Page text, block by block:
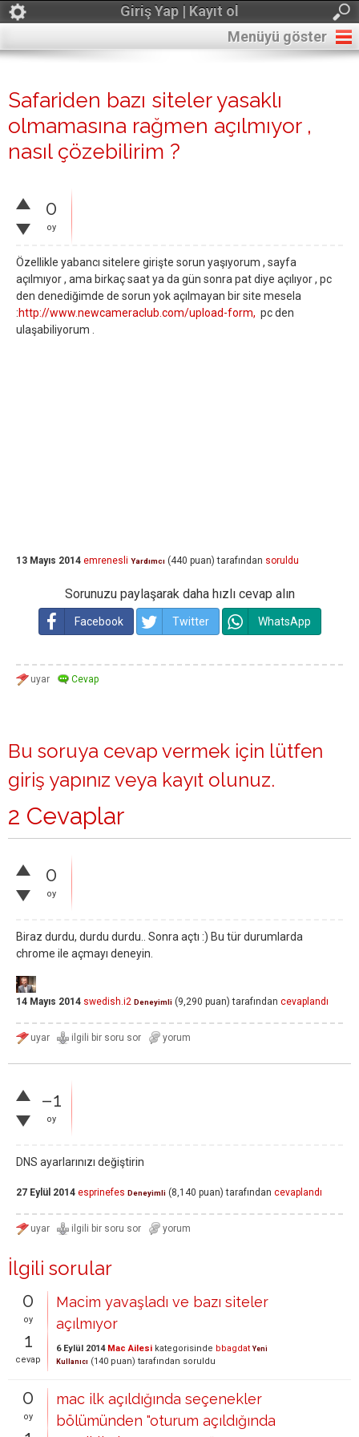
Giriş Yap | Kayıt ol
Menüyü göster
Safariden bazı siteler yasaklı
olmamasına rağmen açılmıyor ,
nasıl çözebilirim ?
0
oy
Özellikle yabancı sitelere girişte sorun yaşıyorum , sayfa
açılmıyor , ama birkaç saat ya da gün sonra pat diye açılıyor , pc
den denediğimde de sorun yok açılmayan bir site mesela
:http://www.newcameraclub.com/upload-form, pc den
ulaşabiliyorum .
13 Mayıs 2014 emrenesli Yardımcı (440 puan) tarafından soruldu
Sorunuzu paylaşarak daha hızlı cevap alın
Facebook Twitter WhatsApp
Bu soruya cevap vermek için lütfen
giriş yapınız veya kayıt olunuz.
2 Cevaplar
0
oy
Biraz durdu, durdu durdu.. Sonra açtı :) Bu tür durumlarda
chrome ile açmayı deneyin.
14 Mayıs 2014 swedish.i2 Deneyimli (9,290 puan) tarafından cevaplandı
–1
oy
DNS ayarlarınızı değiştirin
27 Eylül 2014 esprinefes Deneyimli (8,140 puan) tarafından cevaplandı
İlgili sorular
0
oy
1
cevap
Macim yavaşladı ve bazı siteler
açılmıyor
6 Eylül 2014 Mac Ailesi kategorisinde bbagdat Yeni
Kullanıcı (140 puan) tarafından soruldu
0
oy
mac ilk açıldığında seçenekler
bölümünden "oturum açıldığında